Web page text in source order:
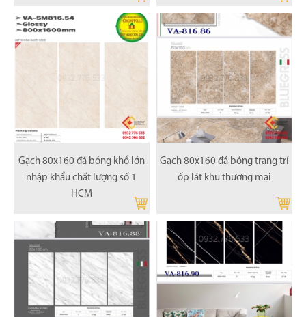
Gạch 80x160 đá bóng khổ lớn
nhập khẩu chất lượng số 1
HCM
Gạch 80x160 đá bóng trang trí
ốp lát khu thương mại